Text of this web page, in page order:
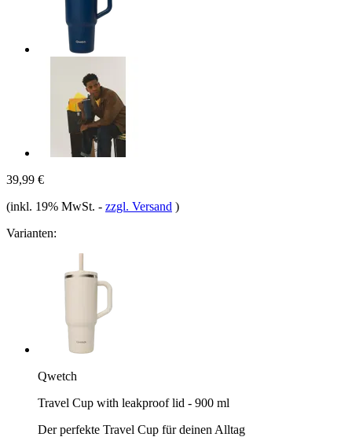
39,99 €
(inkl. 19% MwSt. - zzgl. Versand )
Varianten:
Qwetch
Travel Cup with leakproof lid - 900 ml
Der perfekte Travel Cup für deinen Alltag